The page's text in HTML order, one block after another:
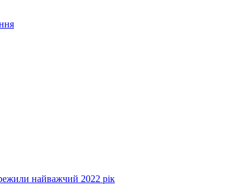
найважчий 2022 рік